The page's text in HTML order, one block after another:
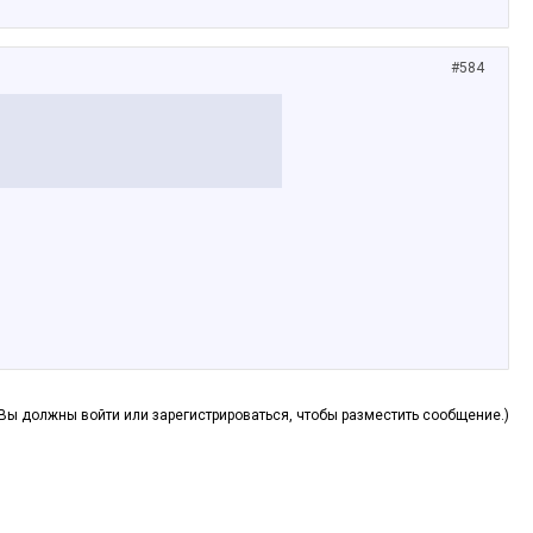
#584
должны войти или зарегистрироваться, чтобы разместить сообщение.)